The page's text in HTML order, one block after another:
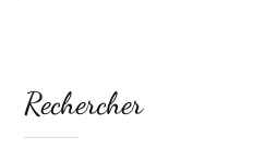
Rechercher